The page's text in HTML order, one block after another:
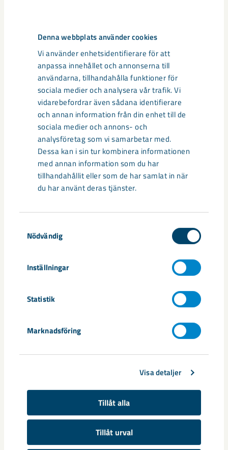
Denna webbplats använder cookies
Vi använder enhetsidentifierare för att
anpassa innehållet och annonserna till
användarna, tillhandahålla funktioner för
sociala medier och analysera vår trafik. Vi
vidarebefordrar även sådana identifierare
och annan information från din enhet till de
sociala medier och annons- och
analysföretag som vi samarbetar med.
Dessa kan i sin tur kombinera informationen
med annan information som du har
tillhandahållit eller som de har samlat in när
du har använt deras tjänster.
Nödvändig
Inställningar
Statistik
Marknadsföring
Visa detaljer
Tillåt alla
Tillåt urval
Gullriset erbjuder ett idealiskt
boende för familjer, företag
och idrottsföreningar som
önskar bo på gångavstånd till
Kiruna centrum.
Till flygplatsen är det ca 6 km och till järnvägsstation är det
I närområdet finns elljusspår samt Lombia idrottsanläggning.
Som gäst på lägenhetshotellet har du möjlighet att boka
parkeringsmöjligheter med motorvärmare i direkt anslutning
1-bäddslägenhet 25 kvm 495 kr/dygn
4-bäddslägenhet 35 kvm 750 kr/dygn
Extrabädd 120 kr/dygn
Rabatter från den 1/1 2018
10% Gruppbokning minst 8 personer
20% Bokning för tid längre än 30 dagar